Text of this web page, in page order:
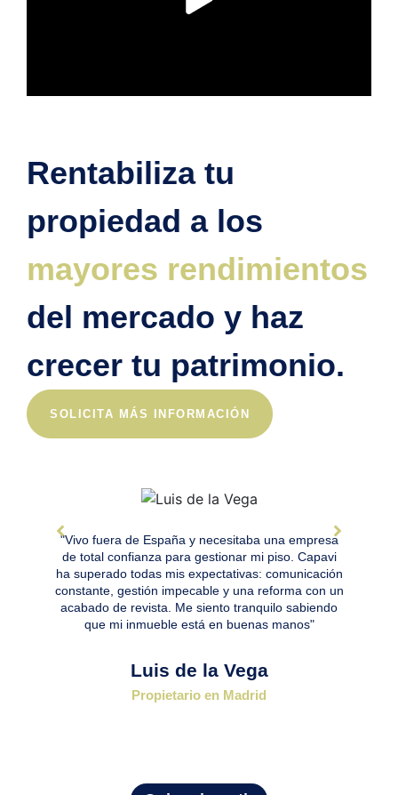
Rentabiliza tu
propiedad a los
mayores rendimientos
del mercado y haz
crecer tu patrimonio.
SOLICITA MÁS INFORMACIÓN
"Vivo fuera de España y necesitaba una empresa
de total confianza para gestionar mi piso. Capavi
ha superado todas mis expectativas: comunicación
constante, gestión impecable y una reforma con un
acabado de revista. Me siento tranquilo sabiendo
que mi inmueble está en buenas manos"
Luis de la Vega
Propietario en Madrid